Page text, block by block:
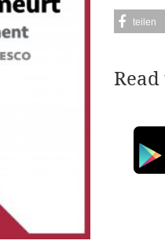
teilen